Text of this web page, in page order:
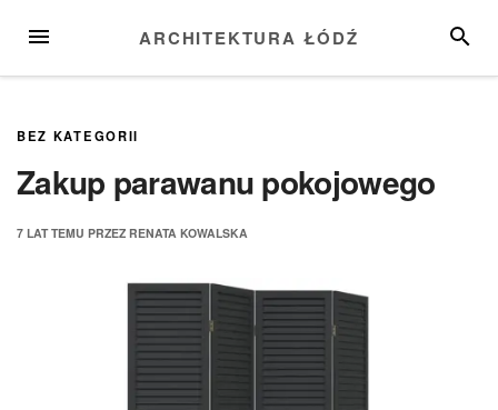
MENU ARCHITEKTURA ŁÓDŹ
BEZ KATEGORII
Zakup parawanu pokojowego
7 LATTEMU PRZEZ RENATA KOWALSKA